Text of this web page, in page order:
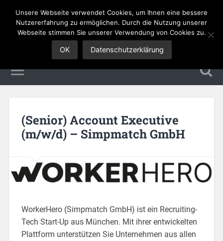
Sales Jobs
(Senior) Account Executive
(m/w/d) – Simpmatch GmbH
WorkerHero (Simpmatch GmbH) ist ein Recruiting-
Tech Start-Up aus München. Mit ihrer entwickelten
Plattform unterstützen Sie Unternehmen aus allen
Unsere Webseite verwendet Cookies, um Ihnen eine bessere
Nutzererfahrung zu ermöglichen. Durch die Nutzung unserer
Webseite stimmen Sie unserer Verwendung von Cookies zu.
OK Datenschutzerklärung